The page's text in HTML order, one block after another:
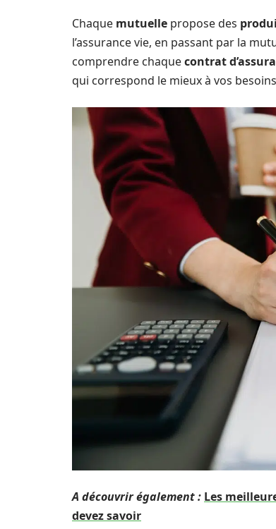
Chaque mutuelle propose des
l’assurance vie, en passant par la
comprendre chaquecontrat
qui correspond le mieux à vos
A découvrir également : Les
devez savoir